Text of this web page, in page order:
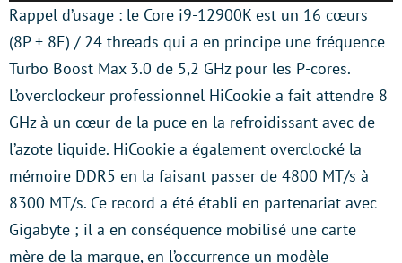
Rappel d’usage : le Core i9-12900K est un 16 cœurs
(8P + 8E) / 24 threads qui a en principe une fréquence
Turbo Boost Max 3.0 de 5,2 GHz pour les P-cores.
L’overclockeur professionnel HiCookie a fait attendre 8
GHz à un cœur de la puce en la refroidissant avec de
l’azote liquide. HiCookie a également overclocké la
mémoire DDR5 en la faisant passer de 4800 MT/s à
8300 MT/s. Ce record a été établi en partenariat avec
Gigabyte ; il a en conséquence mobilisé une carte
mère de la marque, en l’occurrence un modèle